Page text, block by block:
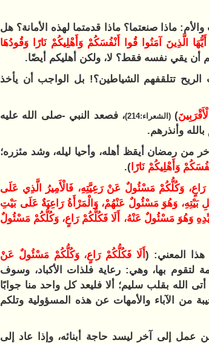
ماذا صنعتما؟ ماذا قدمتما لهذه الأمانة؟ هل
أَيُّهَا الَّذِينَ آمَنُوا ‌قُوا ‌أَنْفُسَكُمْ وَأَهْلِيكُمْ نَارًا وَقُودُهَا
يقي نفسه فقط؟ لا، ولكن أهليكم أيضًا.
تتلقفهم الشياطين؟! بل الواجب أن يأخذ
) (الشعراء:214 )، فصعد النبي -صلى الله عليه
وأنذرهم.
من رمضان أيقظ أهله، وأحيا ليله، وشد مئزره؛
وَأَهْلِيكُمْ نَارًا ).
‌رَاعٍ، ‌وَكُلُّكُمْ ‌مَسْئُولٌ ‌عَنْ ‌رَعِيَّتِهِ، فَالْأَمِيرُ الَّذِي عَلَى
وَهُوَ مَسْئُولٌ عَنْهُمْ، وَالْمَرْأَةُ رَاعِيَةٌ عَلَى بَيْتِ
وَهُوَ مَسْئُولٌ عَنْهُ، أَلَا فَكُلُّكُمْ رَاعٍ، وَكُلُّكُمْ مَسْئُولٌ
هذا المعني: (أَلَا فَكُلُّكُمْ رَاعٍ، وَكُلُّكُمْ مَسْئُولٌ عَنْ
بها، وهي: رعاية فلذات الأكباد، وسوف
الله بقلب سليم؛ ألا فليعد كل واحد منا جوابًا
الآباء والأمهات عن هذه المسؤولية وتلكم
إلى آخر ليسد حاجة أبنائه، وإذا عاد إلى